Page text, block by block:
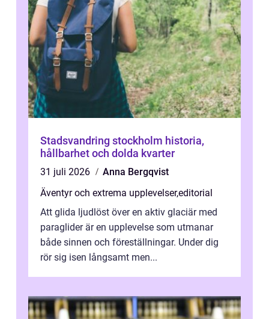
Stadsvandring stockholm historia,
hållbarhet och dolda kvarter
31 juli 2026
Anna Bergqvist
Äventyr och extrema upplevelser,editorial
Att glida ljudlöst över en aktiv glaciär med
paraglider är en upplevelse som utmanar
både sinnen och föreställningar. Under dig
rör sig isen långsamt men...